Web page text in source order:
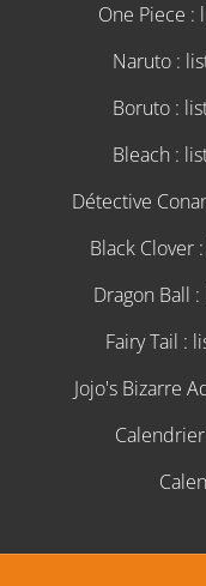
One Piece :
Naruto :
Boruto :
Bleach :
Détective
Black Clover
Dragon Ball
Fairy Tail :
Jojo's Bizarre